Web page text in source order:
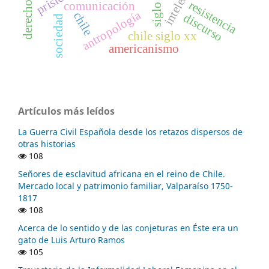
comunicación resistencia
chile
antropologíachile siglo xx
americanismo
discurso
sociedad
Artículos más leídos
La Guerra Civil Española desde los retazos dispersos de
otras historias
108
Señores de esclavitud africana en el reino de Chile.
Mercado local y patrimonio familiar, Valparaíso 1750-
1817
108
Acerca de lo sentido y de las conjeturas en Éste era un
gato de Luis Arturo Ramos
105